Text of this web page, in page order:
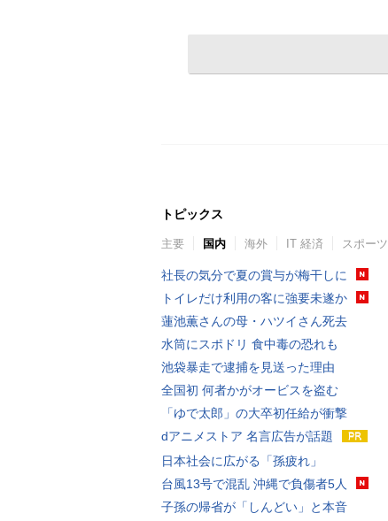
トピックス
主要 国内 海外 IT 経済 スポーツ
社長の気分で夏の賞与が梅干しに
トイレだけ利用の客に強要未遂か
蓮池薫さんの母・ハツイさん死去
水筒にスポドリ 食中毒の恐れも
池袋暴走で逮捕を見送った理由
全国初 何者かがオービスを盗む
「ゆで太郎」の大卒初任給が衝撃
dアニメストア 名言広告が話題
日本社会に広がる「孫疲れ」
台風13号で混乱 沖縄で負傷者5人
子孫の帰省が「しんどい」と本音